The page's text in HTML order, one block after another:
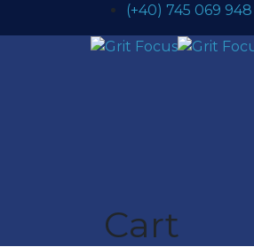
(+40) 745 069 948
Cart